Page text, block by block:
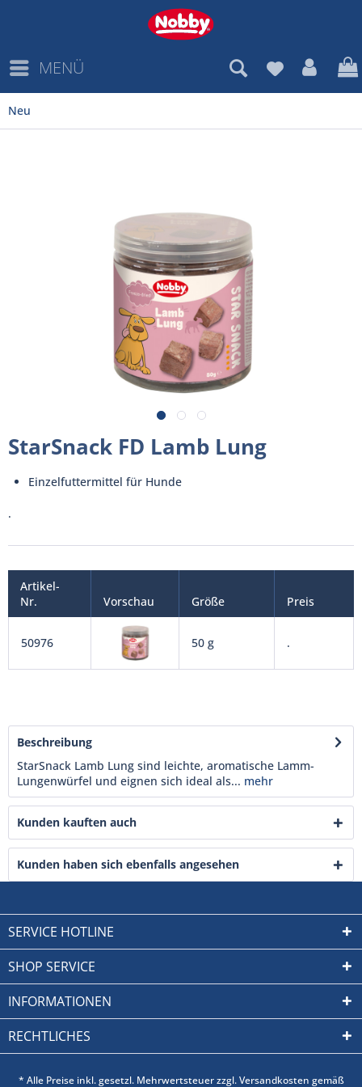
MENÜ
Neu
StarSnack FD Lamb Lung
Einzelfuttermittel für Hunde
.
Artikel-
Nr.
Vorschau Größe Preis
50976 50 g .
Beschreibung
StarSnack Lamb Lung sind leichte, aromatische Lamm-
Lungenwürfel und eignen sich ideal als... mehr
Kunden kauften auch
Kunden haben sich ebenfalls angesehen
SERVICE HOTLINE
SHOP SERVICE
INFORMATIONEN
RECHTLICHES
* Alle Preise inkl. gesetzl. Mehrwertsteuer zzgl. Versandkosten gemäß